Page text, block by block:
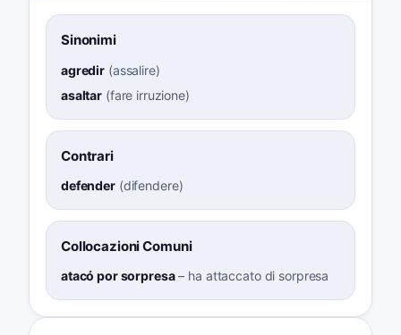
Sinonimi
agredir (assalire)
asaltar (fare irruzione)
Contrari
defender(difendere)
Collocazioni Comuni
atacó por sorpresa– ha attaccato di sorpresa